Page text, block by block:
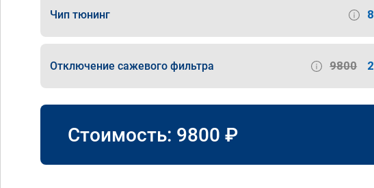
Чип тюнинг
Отключение сажевого фильтра 9800
Стоимость: 9800 ₽